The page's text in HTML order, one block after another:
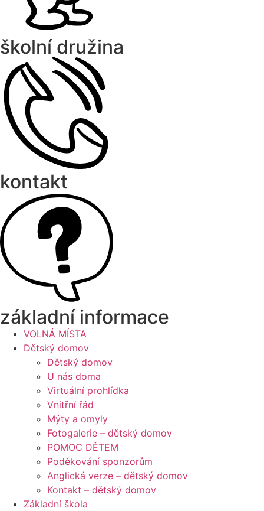
školní družina
kontakt
základní informace
VOLNÁ MÍSTA
Dětský domov
Dětský domov
U nás doma
Virtuální prohlídka
Vnitřní řád
Mýty a omyly
Fotogalerie – dětský domov
POMOC DĚTEM
Poděkování sponzorům
Anglická verze – dětský domov
Kontakt – dětský domov
Základní škola